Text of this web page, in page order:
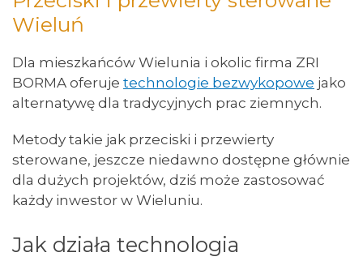
Wieluń
Dla mieszkańców Wielunia i okolic firma ZRI
BORMA oferuje technologie bezwykopowe jako
alternatywę dla tradycyjnych prac ziemnych.
Metody takie jak przeciski i przewierty
sterowane, jeszcze niedawno dostępne głównie
dla dużych projektów, dziś może zastosować
każdy inwestor w Wieluniu.
Jak działa technologia